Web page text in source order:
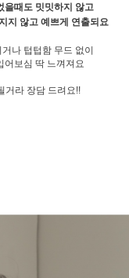
을때도 밋밋하지 않고
지 않고 예쁘게 연출되요
나 텁텁함 무드 없이
어보심 딱 느껴져요
거라 장담 드려요!!